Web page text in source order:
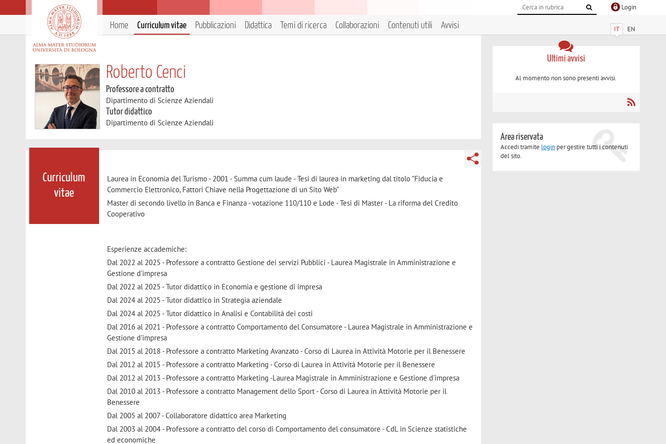
Login
IT EN
Home Curriculum vitae Pubblicazioni Didattica Temi di ricerca Collaborazioni Contenuti utili Avvisi
Roberto Cenci
Professore a contratto
Dipartimento di Scienze Aziendali
Tutor didattico
Dipartimento di Scienze Aziendali
Curriculum
vitae
Laurea in Economia del Turismo - 2001 - Summa cum laude - Tesi di laurea in marketing dal titolo "Fiducia e
Commercio Elettronico, Fattori Chiave nella Progettazione di un Sito Web"
Master di secondo livello in Banca e Finanza - votazione 110/110 e Lode - Tesi di Master - La riforma del Credito
Cooperativo
Esperienze accademiche:
Dal 2022 al 2025 - Professore a contratto Gestione dei servizi Pubblici - Laurea Magistrale in Amministrazione e
Gestione d'impresa
Dal 2022 al 2025 - Tutor didattico in Economia e gestione di impresa
Dal 2024 al 2025 - Tutor didattico in Strategia aziendale
Dal 2024 al 2025 - Tutor didattico in Analisi e Contabilità dei costi
Dal 2016 al 2021 - Professore a contratto Comportamento del Consumatore - Laurea Magistrale in Amministrazione e
Gestione d'impresa
Dal 2015 al 2018 - Professore a contratto Marketing Avanzato - Corso di Laurea in Attività Motorie per il Benessere
Dal 2012 al 2015 - Professore a contratto Marketing - Corso di Laurea in Attività Motorie per il Benessere
Dal 2012 al 2013 - Professore a contratto Marketing -Laurea Magistrale in Amministrazione e Gestione d'impresa
Dal 2010 al 2013 - Professore a contratto Management dello Sport - Corso di Laurea in Attività Motorie per il
Benessere
Dal 2005 al 2007 - Collaboratore didattico area Marketing
Dal 2003 al 2004 - Professore a contratto del corso di Comportamento del consumatore - CdL in Scienze statistiche
ed economiche
Ultimi avvisi
Al momento non sono presenti avvisi.
Area riservata
Accedi tramite login per gestire tutti i contenuti
del sito.